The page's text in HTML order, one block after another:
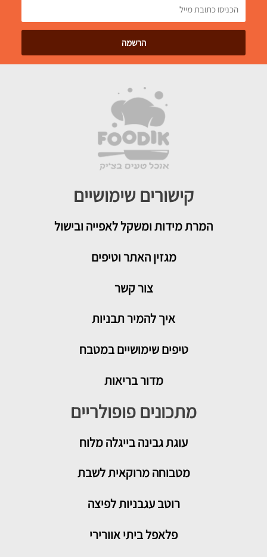
קישורים שימושיים
המרת מידות ומשקל לאפייה ובישול
מגזין האתר וטיפים
צור קשר
איך להמיר תבניות
טיפים שימושיים במטבח
מדור בריאות
מתכונים פופולריים
עוגת גבינה בייגלה מלוח
מטבוחה מרוקאית לשבת
רוטב עגבניות לפיצה
פלאפל ביתי אוורירי